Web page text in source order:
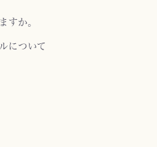
すか。
について